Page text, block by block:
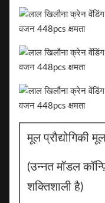
मूल प्रौद्योगिकी
(उन्नत मॉडल
शक्तिशाली है)